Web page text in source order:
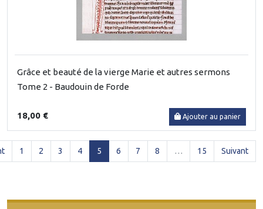
Grâce et beauté de la vierge Marie et autres sermons
Tome 2 - Baudouin de Forde
18,00 € Ajouter au panier
1 2 3 4 5 (current)
6 7 8 … 15 Suivant